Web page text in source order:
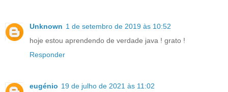
Unknown 1 de setembro de 2019 às 10:52
hoje estou aprendendo de verdade java ! grato !
Responder
eugénio 19 de julho de 2021 às 11:02